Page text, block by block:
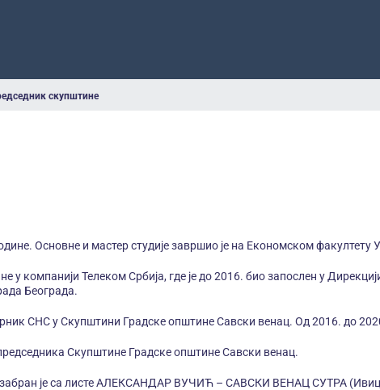
скупштине
Основне и мастер студије завршио је на Економском факултету
у компанији Телеком Србија, где је до 2016. био запослен у
Београда.
СНС у Скупштини Градске општине Савски венац. Од 2016. до
Скупштине Градске општине Савски венац.
је са листе АЛЕКСАНДАР ВУЧИЋ – САВСКИ ВЕНАЦ СУТРА